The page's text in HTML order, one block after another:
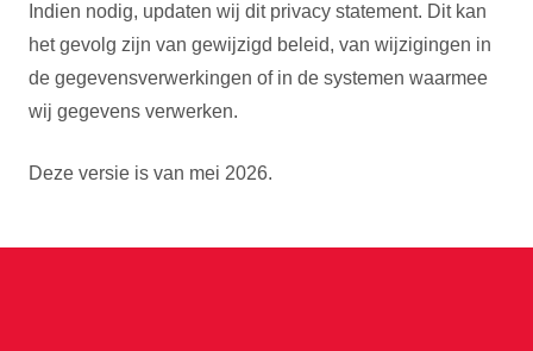
Indien nodig, updaten wij dit privacy statement. Dit kan
het gevolg zijn van gewijzigd beleid, van wijzigingen in
de gegevensverwerkingen of in de systemen waarmee
wij gegevens verwerken.
Deze versie is van mei 2026.